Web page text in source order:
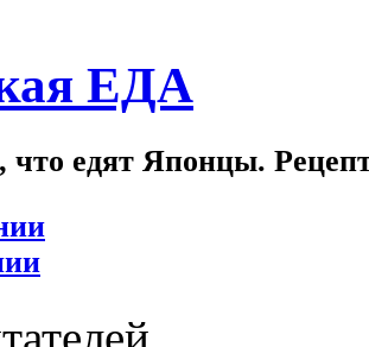
ЕДА
что едят Японцы.